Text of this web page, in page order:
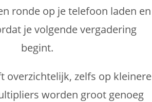
ronde op je telefoon laden en
je volgende vergadering
begint.
overzichtelijk, zelfs op kleinere
worden groot genoeg